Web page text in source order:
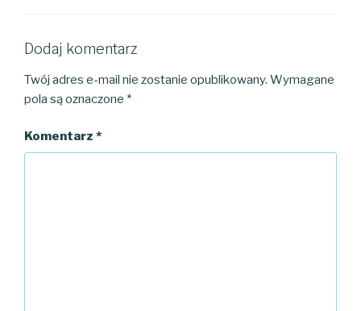
Dodaj komentarz
Twój adres e-mail nie zostanie opublikowany. Wymagane
pola są oznaczone *
Komentarz *